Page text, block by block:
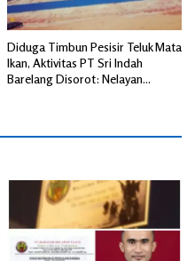
Diduga Timbun Pesisir Teluk Mata
Ikan, Aktivitas PT Sri Indah
Barelang Disorot: Nelayan